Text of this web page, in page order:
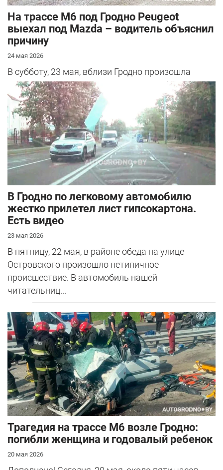
На трассе М6 под Гродно Peugeot
выехал под Mazda – водитель объяснил
причину
24 мая 2026
В субботу, 23 мая, вблизи Гродно произошла
серьезная авария – столкнулись Mazda и
Peugeot. Читатель АвтоГродно поделился...
В Гродно по легковому автомобилю
жестко прилетел лист гипсокартона.
Есть видео
23 мая 2026
В пятницу, 22 мая, в районе обеда на улице
Островского произошло нетипичное
происшествие. В автомобиль нашей
читательниц...
Трагедия на трассе М6 возле Гродно:
погибли женщина и годовалый ребенок
20 мая 2026